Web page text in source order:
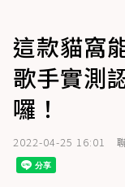
這款貓窩
歌手實測
囉！
2022-04-25 16:01